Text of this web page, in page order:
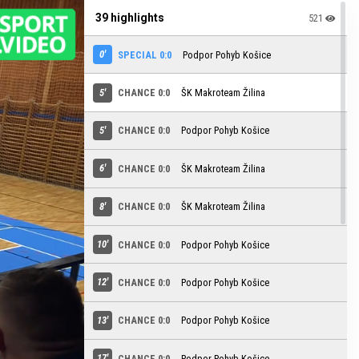
39 highlights 521
0' SPECIAL 0:0 Podpor Pohyb Košice
5' CHANCE 0:0 ŠK Makroteam Žilina
5' CHANCE 0:0 Podpor Pohyb Košice
6' CHANCE 0:0 ŠK Makroteam Žilina
8' CHANCE 0:0 ŠK Makroteam Žilina
10' CHANCE 0:0 Podpor Pohyb Košice
12' CHANCE 0:0 Podpor Pohyb Košice
13' CHANCE 0:0 Podpor Pohyb Košice